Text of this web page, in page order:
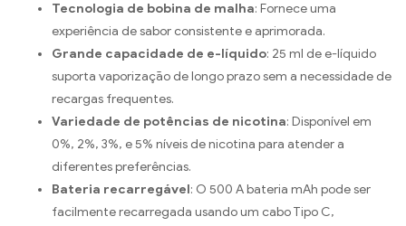
Tecnologia de bobina de malha: Fornece uma
experiência de sabor consistente e aprimorada.
Grande capacidade de e-líquido: 25 ml de e-líquido
suporta vaporização de longo prazo sem a necessidade de
recargas frequentes.
Variedade de potências de nicotina: Disponível em
0%, 2%, 3%, e 5% níveis de nicotina para atender a
diferentes preferências.
Bateria recarregável: O 500 A bateria mAh pode ser
facilmente recarregada usando um cabo Tipo C,